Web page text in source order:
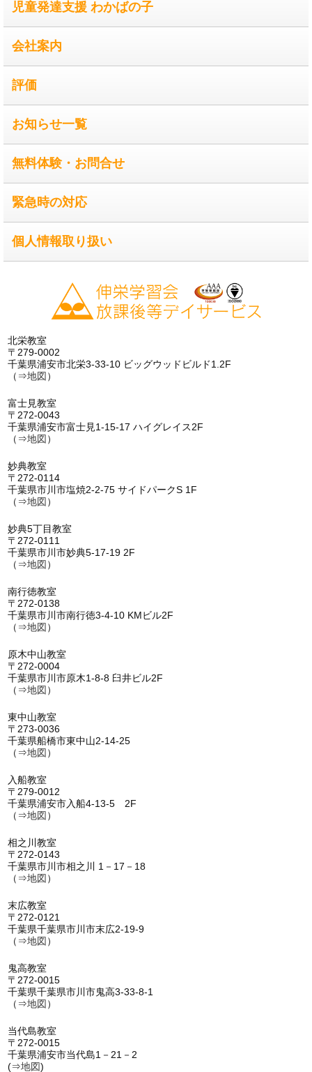
児童発達支援 わかばの子
会社案内
評価
お知らせ一覧
無料体験・お問合せ
緊急時の対応
個人情報取り扱い
北栄教室
〒279-0002
千葉県浦安市北栄3-33-10 ビッグウッドビルド1.2F
（⇒地図 ）
富士見教室
〒272-0043
千葉県浦安市富士見1-15-17 ハイグレイス2F
（⇒地図 ）
妙典教室
〒272-0114
千葉県市川市塩焼2-2-75 サイドパークS 1F
（⇒地図 ）
妙典5丁目教室
〒272-0111
千葉県市川市妙典5-17-19 2F
（⇒地図 ）
南行徳教室
〒272-0138
千葉県市川市南行徳3-4-10 KMビル2F
（⇒地図 ）
原木中山教室
〒272-0004
千葉県市川市原木1-8-8 臼井ビル2F
（⇒地図 ）
東中山教室
〒273-0036
千葉県船橋市東中山2-14-25
（⇒地図 ）
入船教室
〒279-0012
千葉県浦安市入船4-13-5 2F
（⇒地図 ）
相之川教室
〒272-0143
千葉県市川市相之川 1－17－18
（⇒地図 ）
末広教室
〒272-0121
千葉県千葉県市川市末広2-19-9
（⇒地図 ）
鬼高教室
〒272-0015
千葉県千葉県市川市鬼高3-33-8-1
（⇒地図 ）
当代島教室
〒272-0015
千葉県浦安市当代島1－21－2
(⇒地図)